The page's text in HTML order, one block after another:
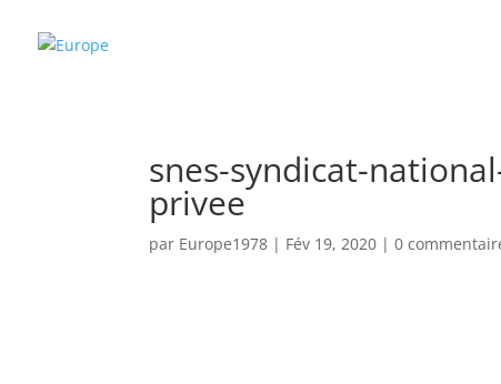
snes-syndicat-
privee
par Europe1978 | Fév 19, 2020 |0